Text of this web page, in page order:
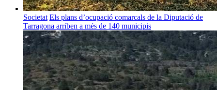
Societat Els plans d’ocupació comarcals de la Diputació de
Tarragona arriben a més de 140 municipis